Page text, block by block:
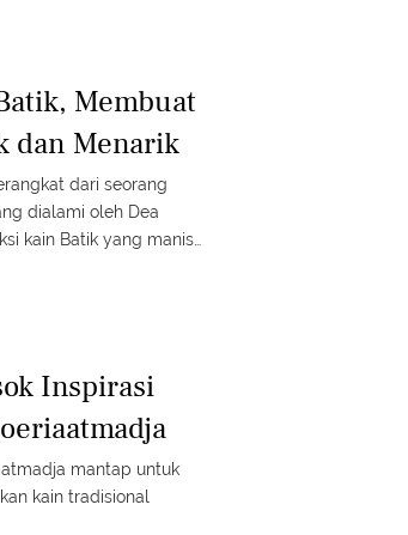
Membuat
dan Menarik
dari seorang
dialami oleh Dea
kain Batik yang manis
Inspirasi
mantap untuk
kain tradisional